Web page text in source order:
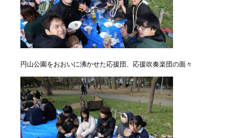
円山公園をおおいに沸かせた応援団、応援吹奏楽団の面々